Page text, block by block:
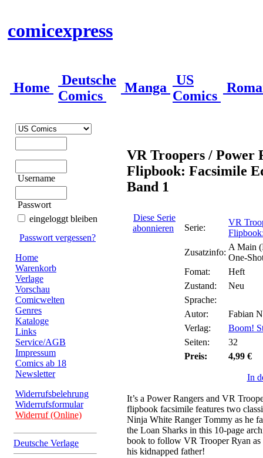
comicexpress
Home
Deutsche
Comics
Manga
US
Comics
Username
Passwort
eingeloggt bleiben
Passwort vergessen?
Home
Warenkorb
Verlage
Vorschau
Comicwelten
Genres
Kataloge
Links
Service/AGB
Impressum
Comics ab 18
Newsletter
Widerrufsbelehrung
Widerrufsformular
Widerruf (Online)
Deutsche Verlage
VR Troopers / Power
Flipbook: Facsimile
Band 1
Diese Serie
abonnieren
Serie:
VR
Zusatzinfo:
A Main
One-
Fomat:
Heft
Zustand:
Neu
Sprache:
Autor:
Fabian
Verlag:
Boom!
Seiten:
32
Preis:
4,99 €
In
It’s a Power Rangers and VR
flipbook facsimile features two
Ninja White Ranger Tommy as he
the Loan Sharks in this 10-page
book to follow VR Trooper Ryan as
his kidnapped father!